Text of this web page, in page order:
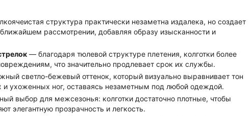
структура практически незаметна издалека, но создает
рассмотрении, добавляя образу изысканности и
— благодаря тюлевой структуре плетения, колготки более
что значительно продлевает срок их службы.
светло-бежевый оттенок, который визуально выравнивает тон
и ухоженных ног, оставаясь незаметным под любой одеждой.
выбор для межсезонья: колготки достаточно плотные, чтобы
элегантную прозрачность и легкость.